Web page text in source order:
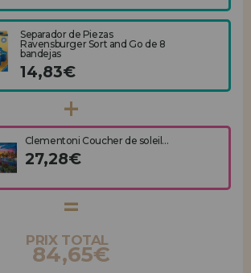
Separador de Piezas
Ravensburger Sort and Go de 8
bandejas
14,83€
Clementoni Coucher de soleil...
27,28€
PRIX TOTAL
84,65€